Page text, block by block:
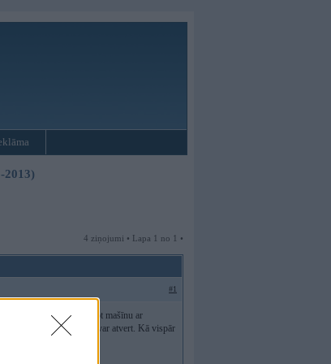
2013)
4 ziņojumi • Lapa 1 no 1 •
#1
stāvoklī. Atverot-aizverot mašīnu ar
durvis tik un tā nevar atvert. Kā vispār